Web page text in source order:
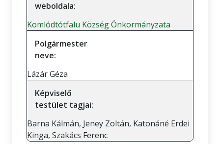
weboldala:
Komlódtótfalu Község Önkormányzata
Polgármester
neve:
Lázár Géza
Képviselő
testület tagjai:
Barna Kálmán, Jeney Zoltán, Katonáné Erdei
Kinga, Szakács Ferenc